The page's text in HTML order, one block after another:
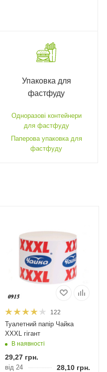
Упаковка для
фастфуду
Одноразові контейнери
для фастфуду
Паперова упаковка для
фастфуду
122
Туалетний папір Чайка
ХХХL гігант
В наявності
29,27грн.
від 24 28,10грн.